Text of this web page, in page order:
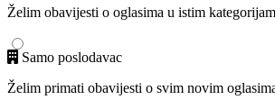
Želim obavijesti o oglasima u istim
Samo poslodavac
Želim primati obavijesti o svim novim